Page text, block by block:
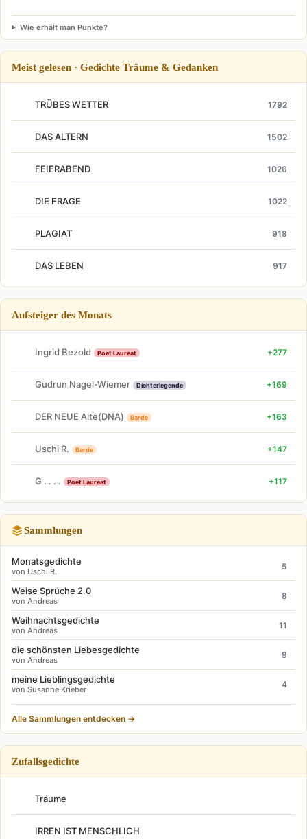
Wie erhält man Punkte?
Meist gelesen · Gedichte Träume & Gedanken
TRÜBES WETTER 1792
DAS ALTERN 1502
FEIERABEND 1026
DIE FRAGE 1022
PLAGIAT 918
DAS LEBEN 917
Aufsteiger des Monats
Ingrid Bezold Poet Laureat +277
Gudrun Nagel-Wiemer Dichterlegende +169
DER NEUE Alte(DNA) Barde +163
Uschi R. Barde +147
G . . . . Poet Laureat +117
Sammlungen
Monatsgedichte
von Uschi R.
5
Weise Sprüche 2.0
von Andreas
8
Weihnachtsgedichte
von Andreas
11
die schönsten Liebesgedichte
von Andreas
9
meine Lieblingsgedichte
von Susanne Krieber
4
Alle Sammlungen entdecken →
Zufallsgedichte
Träume
IRREN IST MENSCHLICH